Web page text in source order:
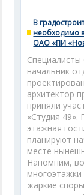
В
необходимо
ОАО «ПИ
начальник
архитектор
приняли
«Студия 49».
этажная
планируют
месте
Напомним,
многоэтажки
жаркие